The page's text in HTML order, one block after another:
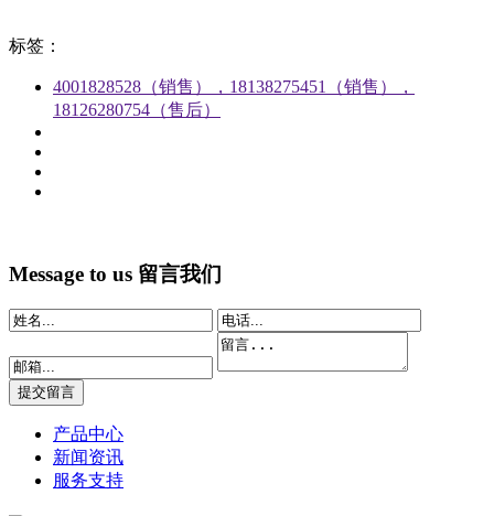
标签：
4001828528（销售），18138275451（销售），
18126280754（售后）
Message to us 留言我们
产品中心
新闻资讯
服务支持